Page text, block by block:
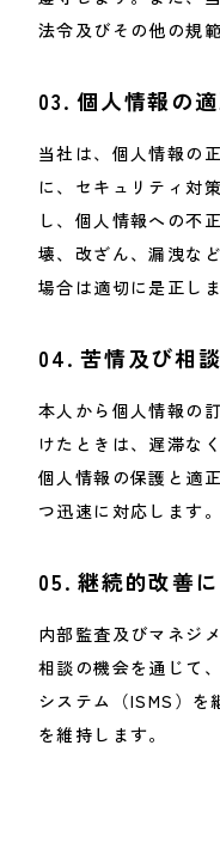
法令及びその他の規
03. 個人情報の
当社は、個人情報の
に、セキュリティ対
し、個人情報への不
壊、改ざん、漏洩な
場合は適切に是正しま
04. 苦情及び相
本人から個人情報の
けたときは、遅滞な
個人情報の保護と適
つ迅速に対応します。
05. 継続的改善
内部監査及びマネジ
相談の機会を通じて
システム（ISMS）を
を維持します。